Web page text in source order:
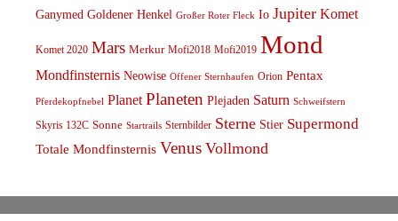
Ganymed Goldener Henkel Großer Roter Fleck Io Jupiter Komet
Komet 2020 Mars Merkur Mofi2018 Mofi2019 Mond
Mondfinsternis Neowise Offener Sternhaufen Orion Pentax
Pferdekopfnebel Planet Planeten Plejaden Saturn Schweifstern
Skyris 132C Sonne Startrails Sternbilder Sterne Stier Supermond
Totale Mondfinsternis Venus Vollmond